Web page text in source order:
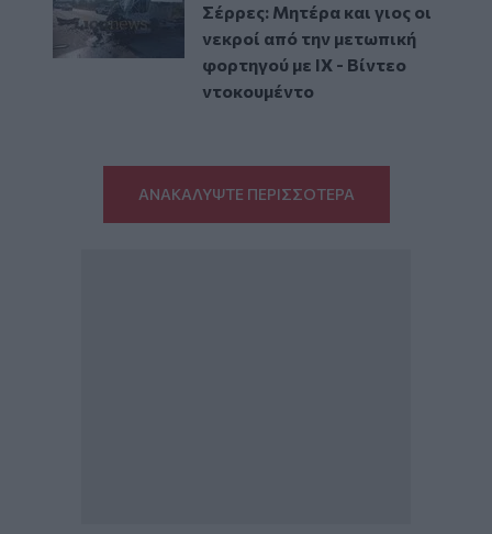
Σέρρες: Μητέρα και γιος οι
νεκροί από την μετωπική
φορτηγού με ΙΧ - Βίντεο
ντοκουμέντο
ΑΝΑΚΑΛΥΨΤΕ ΠΕΡΙΣΣΟΤΕΡΑ